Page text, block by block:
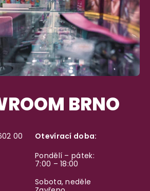
BRNO
00
Otevírací doba:
Pondělí – pátek:
7:00 – 18:00
Sobota, neděle